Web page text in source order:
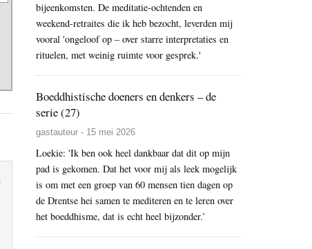
bijeenkomsten. De meditatie-ochtenden en
weekend-retraites die ik heb bezocht, leverden mij
vooral 'ongeloof op – over starre interpretaties en
rituelen, met weinig ruimte voor gesprek.'
Boeddhistische doeners en denkers – de
serie (27)
gastauteur - 15 mei 2026
Loekie: 'Ik ben ook heel dankbaar dat dit op mijn
pad is gekomen. Dat het voor mij als leek mogelijk
is om met een groep van 60 mensen tien dagen op
de Drentse hei samen te mediteren en te leren over
het boeddhisme, dat is echt heel bijzonder.’